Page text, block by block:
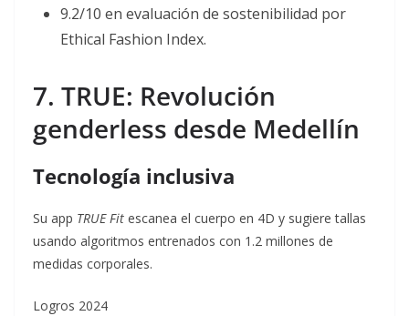
9.2/10 en evaluación de sostenibilidad por
Ethical Fashion Index.
7. TRUE: Revolución
genderless desde Medellín
Tecnología inclusiva
Su app TRUE Fit escanea el cuerpo en 4D y sugiere tallas
usando algoritmos entrenados con 1.2 millones de
medidas corporales.
Logros 2024